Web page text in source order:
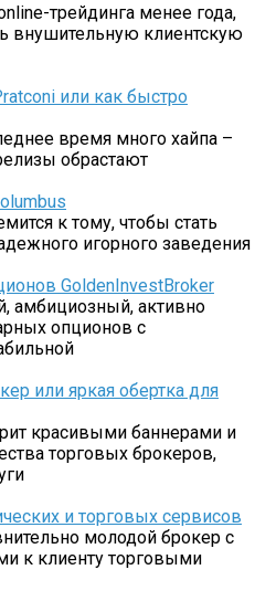
трейдинга менее года,
внушительную клиентскую
или как быстро
время много хайпа –
обрастают
к тому, чтобы стать
игорного заведения
GoldenInvestBroker
амбициозный, активно
опционов с
или яркая обертка для
красивыми баннерами и
торговых брокеров,
и торговых сервисов
молодой брокер с
к клиенту торговыми